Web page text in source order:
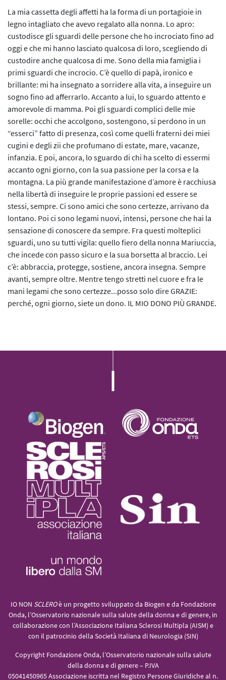
L’iniziativa 2022
L’iniziativa 2023
L’iniziativa 2024
L’iniziativa 2025
La mia cassetta degli affetti ha la forma di un portagioie in
legno intagliato che avevo regalato alla nonna. Lo apro:
custodisce gli sguardi delle persone che ho incrociato fino ad
oggi e che mi hanno lasciato qualcosa di loro, scegliendo di
custodire anche qualcosa di me. Sono della mia famiglia i
primi sguardi che incrocio. C’è quello di papà, ironico e
brillante: mi ha insegnato a sorridere alla vita, a inseguire un
sogno fino ad afferrarlo. Accanto a lui, lo sguardo attento e
amorevole di mamma. Poi gli sguardi complici delle mie
sorelle: occhi che accolgono, sostengono, si perdono in un
“esserci” fatto di presenza, così come quelli fraterni dei miei
cugini e degli zii che profumano di estate, mare, vacanze,
infanzia. E poi, ancora, lo sguardo di chi ha scelto di essermi
accanto ogni giorno, con la sua passione per la corsa e la
montagna. La più grande manifestazione d’amore è racchiusa
nella libertà di inseguire le proprie passioni ed essere se
stessi, sempre. Ci sono amici che sono certezze, arrivano da
lontano. Poi ci sono legami nuovi, intensi, persone che hai la
sensazione di conoscere da sempre. Fra questi molteplici
sguardi, uno su tutti vigila: quello fiero della nonna Mariuccia,
che incede con passo sicuro e la sua borsetta al braccio. Lei
c’è: abbraccia, protegge, sostiene, ancora insegna. Sempre
avanti, sempre oltre. Mentre tengo stretti nel cuore e fra le
mani legami che sono certezze...posso solo dire GRAZIE:
perché, ogni giorno, siete un dono. IL MIO DONO PIÙ GRANDE.
IO NON SCLEROè un progetto sviluppato da Biogen e da Fondazione
Onda, l’Osservatorio nazionale sulla salute della donna e di genere, in
collaborazione con l’Associazione Italiana Sclerosi Multipla (AISM) e
con il patrocinio della Società Italiana di Neurologia (SIN)
Copyright Fondazione Onda, l’Osservatorio nazionale sulla salute
della donna e di genere – P.IVA
05041450965 Associazione iscritta nel Registro Persone Giuridiche al n.